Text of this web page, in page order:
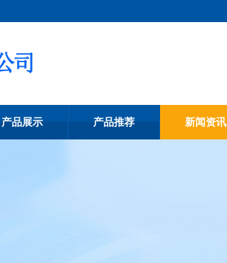
产品展示 产品推荐 新闻资讯